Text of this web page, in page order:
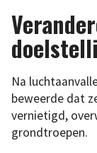
Na
beweerde dat
vernietigd,
grondtroepen.